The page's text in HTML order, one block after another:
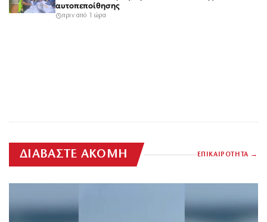
αυτοπεποίθησης
πριν από 1 ώρα
ΔΙΑΒΑΣΤΕ ΑΚΟΜΗ ΕΠΙΚΑΙΡΟΤΗΤΑ